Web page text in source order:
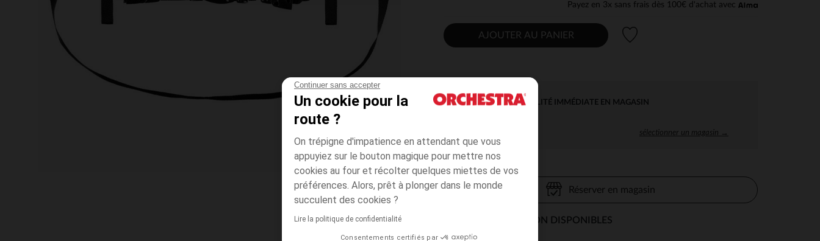
Continuer sans accepter
Un cookie pour la
route ?
On trépigne d'impatience en attendant que vous
appuyiez sur le bouton magique pour mettre nos
cookies au four et récolter quelques miettes de vos
préférences. Alors, prêt à plonger dans le monde
succulent des cookies ?
Lire la politique de confidentialité
Consentements certifiés par
Payez en 3x sans frais dès 100€ d'achat avec
AJOUTER AU PANIER
DISPONIBILITÉ IMMÉDIATE EN MAGASIN
sélectionner un magasin →
Réserver en magasin
MODES DE LIVRAISON DISPONIBLES